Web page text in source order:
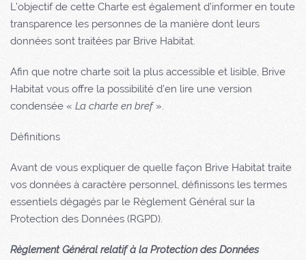
L’objectif de cette Charte est également d’informer en toute
transparence les personnes de la manière dont leurs
données sont traitées par Brive Habitat.
Afin que notre charte soit la plus accessible et lisible, Brive
Habitat vous offre la possibilité d’en lire une version
condensée « La charte en bref».
Définitions
Avant de vous expliquer de quelle façon Brive Habitat traite
vos données à caractère personnel, définissons les termes
essentiels dégagés par le Règlement Général sur la
Protection des Données (RGPD).
Règlement Général relatif à la Protection des Données